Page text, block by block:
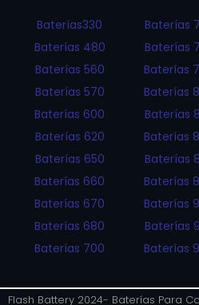
Baterías330
Baterías 480
Baterías 560
Baterías 570
Baterías 600
Baterías 620
Baterías 650
Baterías 660
Baterías 670
Baterías 680
Baterías 700
Baterías
Baterías
Baterías
Baterías
Baterías
Baterías
Baterías
Baterías
Baterías
Baterías
Baterías
Flash Battery 2024- Baterías Para